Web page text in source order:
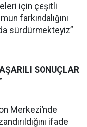
için çeşitli
farkındalığını
sürdürmekteyiz”
SONUÇLAR
Merkezi’nde
ifade